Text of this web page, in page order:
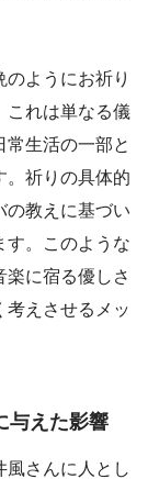
ようにお祈り
これは単なる儀
生活の一部と
。祈りの具体的
の教えに基づい
す。このような
に宿る優しさ
考えさせるメッ
与えた影響
風さんに人とし